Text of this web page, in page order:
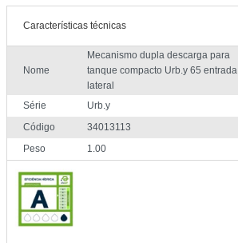
Características técnicas
Nome
Mecanismo dupla descarga para
tanque compacto Urb.y 65 entrada
lateral
Série
Urb.y
Código
34013113
Peso
1.00